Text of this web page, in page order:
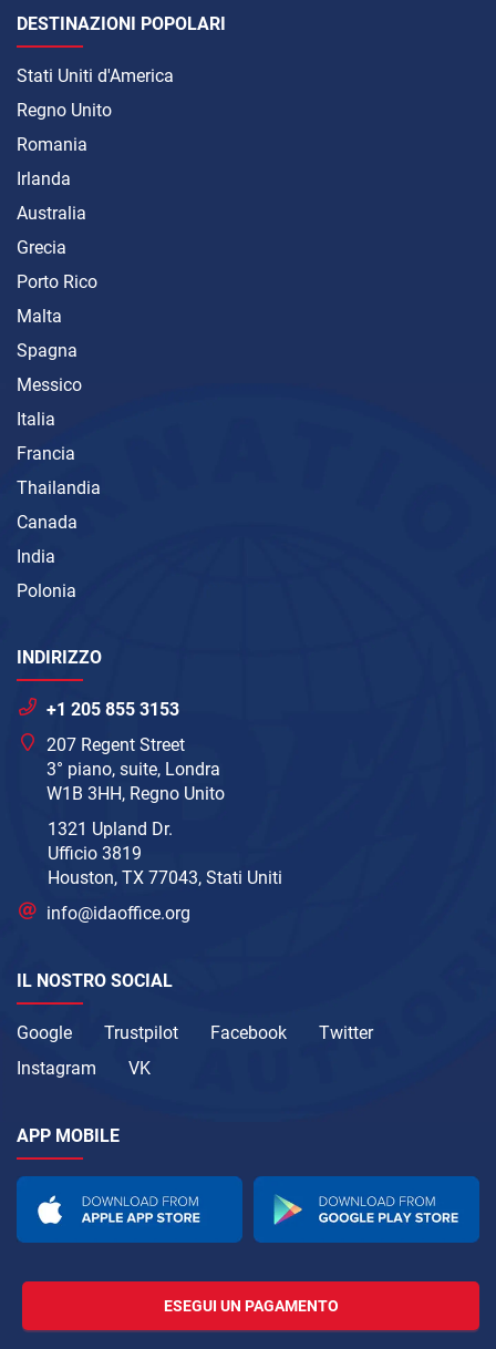
DESTINAZIONI POPOLARI
Stati Uniti d'America
Regno Unito
Romania
Irlanda
Australia
Grecia
Porto Rico
Malta
Spagna
Messico
Italia
Francia
Thailandia
Canada
India
Polonia
INDIRIZZO
+1 205 855 3153
207 Regent Street
3° piano, suite, Londra
W1B 3HH, Regno Unito
1321 Upland Dr.
Ufficio 3819
Houston, TX 77043, Stati Uniti
info@idaoffice.org
IL NOSTRO SOCIAL
Google Trustpilot Facebook
Twitter
Instagram
VK
APP MOBILE
ESEGUI UN PAGAMENTO